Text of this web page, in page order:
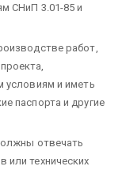
СНиП 3.01-85 и
работ,
условиям и иметь
паспорта и другие
отвечать
или технических